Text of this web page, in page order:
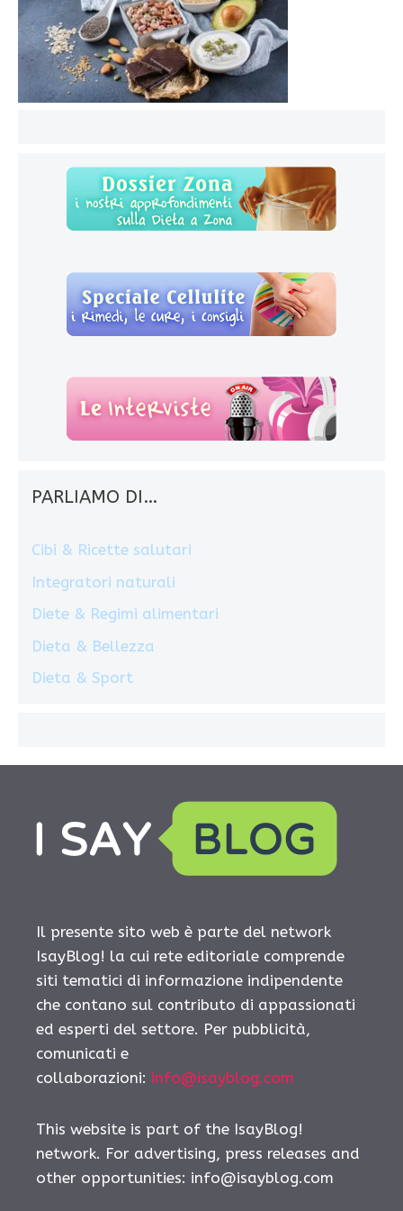
PARLIAMO DI…
Cibi & Ricette salutari
Integratori naturali
Diete & Regimi alimentari
Dieta & Bellezza
Dieta & Sport
Il presente sito web è parte del network
IsayBlog! la cui rete editoriale comprende
siti tematici di informazione indipendente
che contano sul contributo di appassionati
ed esperti del settore. Per pubblicità,
comunicati e
collaborazioni: info@isayblog.com
This website is part of the IsayBlog!
network. For advertising, press releases and
other opportunities: info@isayblog.com